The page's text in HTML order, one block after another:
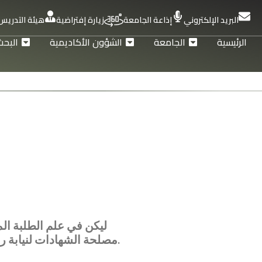
البريد الإلكتروني إذاعة الجامعة زيارة إفتراضية هيئة
الشؤون الأكاديمية الجامعة الرئيسية
ليكن في علم الطلبة
مصلحة الشهادات لنيابة رئاسة الجامعة للبيداغوجيا وضعت تحت تصرفهم منصة رقمية خاصة بإيداع ملفات للحصول على الشهادات النهائية.